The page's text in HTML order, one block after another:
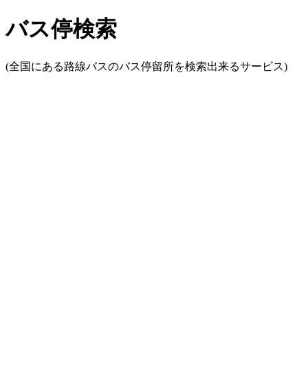
バス停検索
(全国にある路線バスのバス停留所を検索出来るサービス)